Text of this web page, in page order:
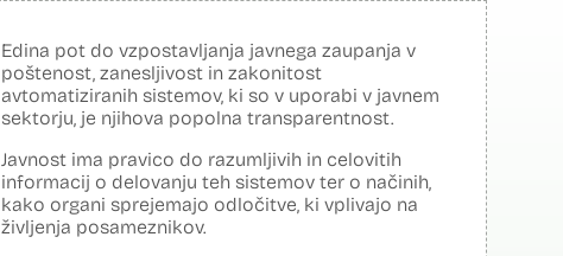
Edina pot do vzpostavljanja javnega zaupanja v
poštenost, zanesljivost in zakonitost
avtomatiziranih sistemov, ki so v uporabi v javnem
sektorju, je njihova popolna transparentnost.
Javnost ima pravico do razumljivih in celovitih
informacij o delovanju teh sistemov ter o načinih,
kako organi sprejemajo odločitve, ki vplivajo na
življenja posameznikov.